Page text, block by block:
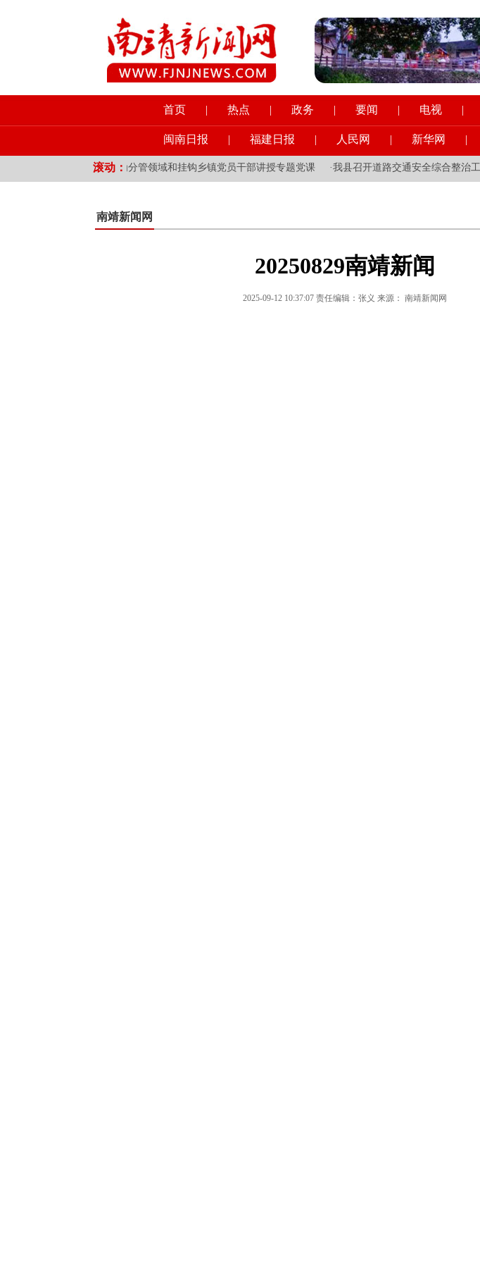
首页 | 热点 | 政务 | 要闻 | 电视 |
闽南日报 | 福建日报 | 人民网 | 新华网 |
滚动：
县领导为分管领域和挂钩乡镇党员干部讲授专题党课 ·我县召开道路交通安全综合整治工作会
南靖新闻网
20250829南靖新闻
2025-09-12 10:37:07 责任编辑：张义 来源： 南靖新闻网